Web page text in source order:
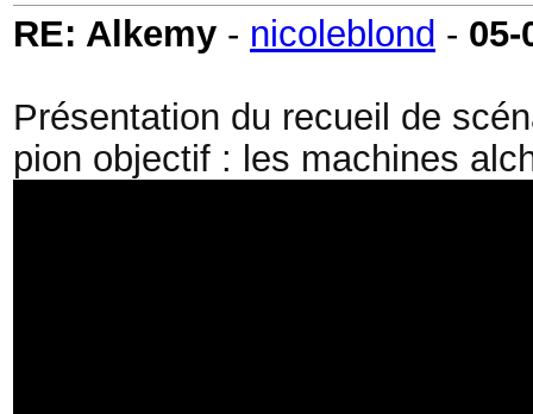
RE: Alkemy - nicoleblond - 05-
Présentation du recueil de
pion objectif : les machines